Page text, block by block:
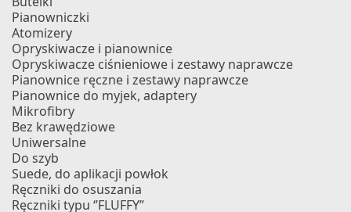
Pianowniczki
Atomizery
Opryskiwacze i pianownice
Opryskiwacze ciśnieniowe i zestawy naprawcze
Pianownice ręczne i zestawy naprawcze
Pianownice do myjek, adaptery
Mikrofibry
Bez krawędziowe
Uniwersalne
Do szyb
Suede, do aplikacji powłok
Ręczniki do osuszania
Ręczniki typu ‘’FLUFFY”